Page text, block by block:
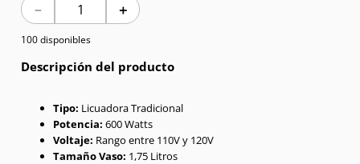
＋
－
100 disponibles
Descripción del producto
Tipo: Licuadora Tradicional
Potencia: 600 Watts
Voltaje: Rango entre 110V y 120V
Tamaño Vaso: 1,75 Litros
7.
Celulares
Iphone 15 Pro Max
10 Audífonos